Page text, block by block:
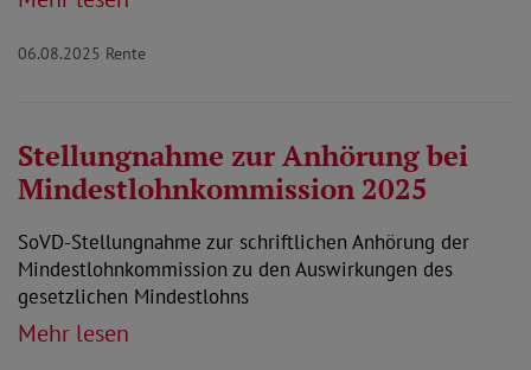
06.08.2025 Rente
Stellungnahme zur Anhörung bei
Mindestlohnkommission 2025
SoVD-Stellungnahme zur schriftlichen Anhörung der
Mindestlohnkommission zu den Auswirkungen des
gesetzlichen Mindestlohns
Mehr lesen